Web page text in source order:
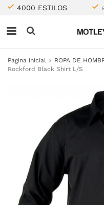
4000 ESTILOS
Página inicial ROPA DE
Rockford Black Shirt L/S